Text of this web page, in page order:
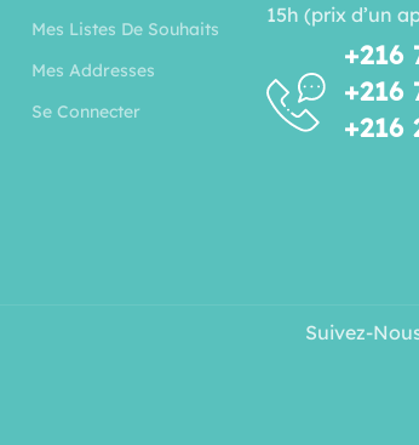
Mes Listes De Souhaits
Mes Addresses
Se Connecter
15h (prix d’un
+216
+216
+216
Suivez-